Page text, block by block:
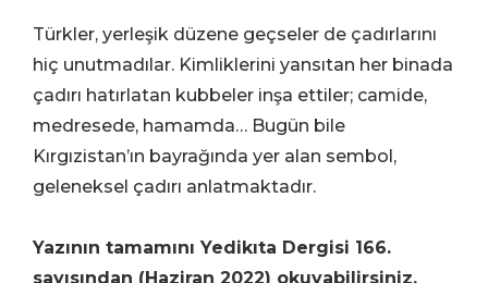
Türkler, yerleşik düzene geçseler de çadırlarını
hiç unutmadılar. Kimliklerini yansıtan her binada
çadırı hatırlatan kubbeler inşa ettiler; camide,
medresede, hamamda… Bugün bile
Kırgızistan’ın bayrağında yer alan sembol,
geleneksel çadırı anlatmaktadır.
Yazının tamamını Yedikıta Dergisi 166.
sayısından (Haziran 2022) okuyabilirsiniz.